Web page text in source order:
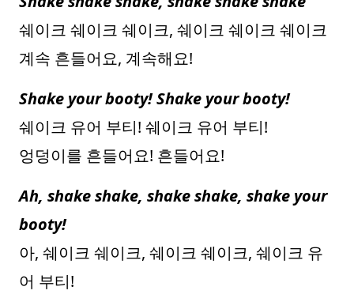
쉐이크 쉐이크 쉐이크, 쉐이크 쉐이크 쉐이크
계속 흔들어요, 계속해요!
Shake your booty! Shake your booty!
쉐이크 유어 부티! 쉐이크 유어 부티!
엉덩이를 흔들어요! 흔들어요!
Ah, shake shake, shake shake, shake your
booty!
아, 쉐이크 쉐이크, 쉐이크 쉐이크, 쉐이크 유
어 부티!